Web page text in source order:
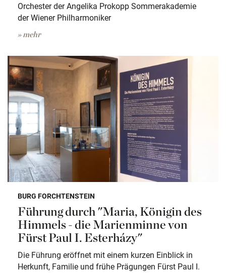
Orchester der Angelika Prokopp Sommerakademie
der Wiener Philharmoniker
» mehr
BURG FORCHTENSTEIN
Führung durch "Maria, Königin des
Himmels - die Marienminne von
Fürst Paul I. Esterházy"
Die Führung eröffnet mit einem kurzen Einblick in
Herkunft, Familie und frühe Prägungen Fürst Paul I.